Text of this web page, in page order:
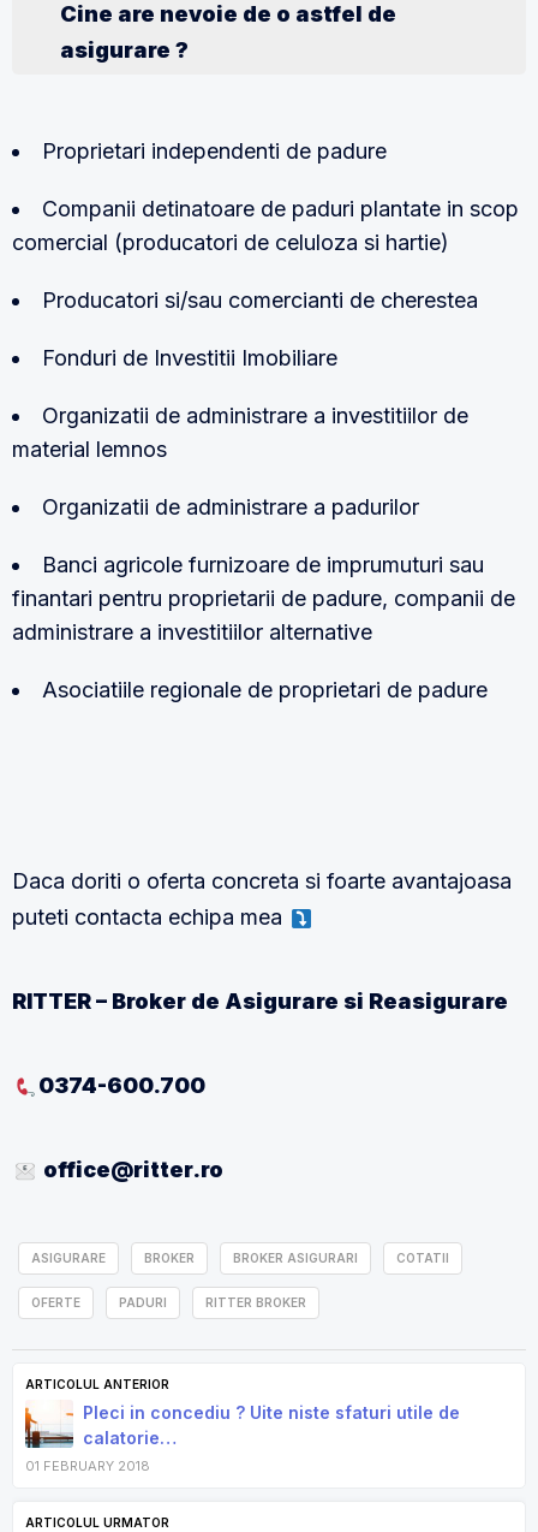
Cine are nevoie de o astfel de
asigurare ?
Proprietari independenti de padure
Companii detinatoare de paduri plantate in scop
comercial (producatori de celuloza si hartie)
Producatori si/sau comercianti de cherestea
Fonduri de Investitii Imobiliare
Organizatii de administrare a investitiilor de
material lemnos
Organizatii de administrare a padurilor
Banci agricole furnizoare de imprumuturi sau
finantari pentru proprietarii de padure, companii de
administrare a investitiilor alternative
Asociatiile regionale de proprietari de padure
Daca doriti o oferta concreta si foarte avantajoasa
puteti contacta echipa mea
RITTER – Broker de Asigurare si Reasigurare
0374-600.700
office@ritter.ro
ASIGURARE BROKER BROKER ASIGURARI COTATII
OFERTE PADURI RITTER BROKER
ARTICOLUL ANTERIOR
Pleci in concediu ? Uite niste sfaturi utile de
calatorie…
01 FEBRUARY 2018
ARTICOLUL URMATOR